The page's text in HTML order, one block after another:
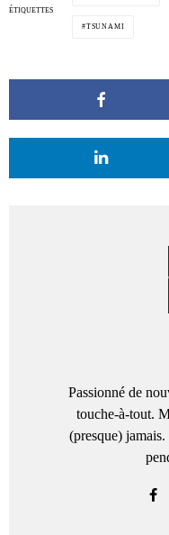
ÉTIQUETTES
TSUNAMI
Passionné de
touche-à-tout.
(presque)